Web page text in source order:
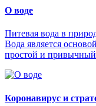
О воде
Питевая вода в
Вода является
простой и
Коронавирус и